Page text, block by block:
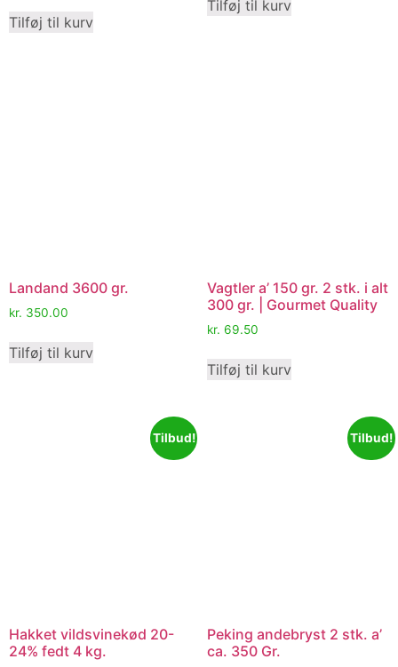
Tilføj til kurv
Tilføj til kurv
Landand 3600 gr.
kr. 350.00
Tilføj til kurv
Vagtler a’ 150 gr. 2 stk. i alt
300 gr. | Gourmet Quality
kr. 69.50
Tilføj til kurv
Tilbud!
Hakket vildsvinekød 20-
24% fedt 4 kg.
Tilbud!
Peking andebryst 2 stk. a’
ca. 350 Gr.